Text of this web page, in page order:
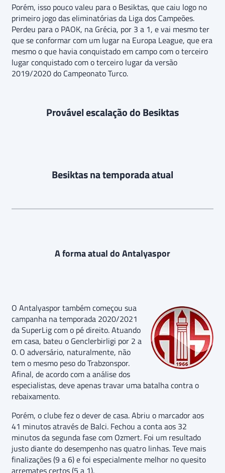
Porém, isso pouco valeu para o Besiktas, que caiu logo no
primeiro jogo das eliminatórias da Liga dos Campeões.
Perdeu para o PAOK, na Grécia, por 3 a 1, e vai mesmo ter
que se conformar com um lugar na Europa League, que era
mesmo o que havia conquistado em campo com o terceiro
lugar conquistado com o terceiro lugar da versão
2019/2020 do Campeonato Turco.
Provável escalação do Besiktas
Besiktas na temporada atual
A forma atual do Antalyaspor
O Antalyaspor também começou sua
campanha na temporada 2020/2021
da SuperLig com o pé direito. Atuando
em casa, bateu o Genclerbirligi por 2 a
0. O adversário, naturalmente, não
tem o mesmo peso do Trabzonspor.
Afinal, de acordo com a análise dos
especialistas, deve apenas travar uma batalha contra o
rebaixamento.
Porém, o clube fez o dever de casa. Abriu o marcador aos
41 minutos através de Balci. Fechou a conta aos 32
minutos da segunda fase com Ozmert. Foi um resultado
justo diante do desempenho nas quatro linhas. Teve mais
finalizações (9 a 6) e foi especialmente melhor no quesito
arremates certos (5 a 1).